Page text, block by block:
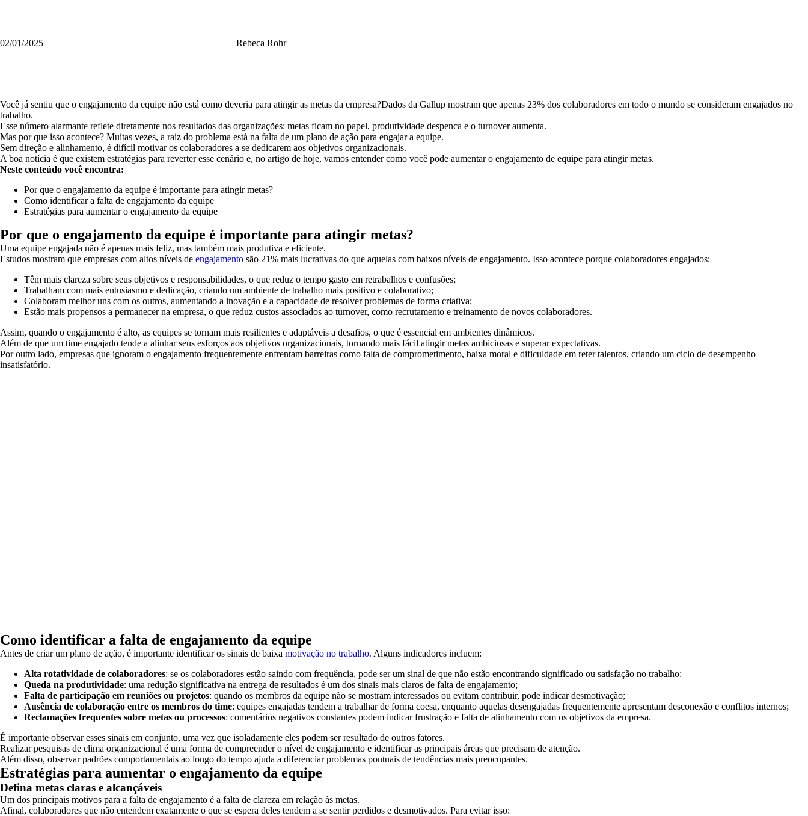
02/01/2025 Rebeca Rohr
Você já sentiu que o engajamento da equipe não está como deveria para atingir as metas da empresa?Dados da Gallup mostram que apenas 23% dos colaboradores em todo o mundo se consideram engajados no
trabalho.
Esse número alarmante reflete diretamente nos resultados das organizações: metas ficam no papel, produtividade despenca e o turnover aumenta.
Mas por que isso acontece? Muitas vezes, a raiz do problema está na falta de um plano de ação para engajar a equipe.
Sem direção e alinhamento, é difícil motivar os colaboradores a se dedicarem aos objetivos organizacionais.
A boa notícia é que existem estratégias para reverter esse cenário e, no artigo de hoje, vamos entender como você pode aumentar o engajamento de equipe para atingir metas.
Neste conteúdo você encontra:
Por que o engajamento da equipe é importante para atingir metas?
Como identificar a falta de engajamento da equipe
Estratégias para aumentar o engajamento da equipe
Por que o engajamento da equipe é importante para atingir metas?
Uma equipe engajada não é apenas mais feliz, mas também mais produtiva e eficiente.
Estudos mostram que empresas com altos níveis de engajamento são 21% mais lucrativas do que aquelas com baixos níveis de engajamento. Isso acontece porque colaboradores engajados:
Têm mais clareza sobre seus objetivos e responsabilidades, o que reduz o tempo gasto em retrabalhos e confusões;
Trabalham com mais entusiasmo e dedicação, criando um ambiente de trabalho mais positivo e colaborativo;
Colaboram melhor uns com os outros, aumentando a inovação e a capacidade de resolver problemas de forma criativa;
Estão mais propensos a permanecer na empresa, o que reduz custos associados ao turnover, como recrutamento e treinamento de novos colaboradores.
Assim, quando o engajamento é alto, as equipes se tornam mais resilientes e adaptáveis a desafios, o que é essencial em ambientes dinâmicos.
Além de que um time engajado tende a alinhar seus esforços aos objetivos organizacionais, tornando mais fácil atingir metas ambiciosas e superar expectativas.
Por outro lado, empresas que ignoram o engajamento frequentemente enfrentam barreiras como falta de comprometimento, baixa moral e dificuldade em reter talentos, criando um ciclo de desempenho
insatisfatório.
Como identificar a falta de engajamento da equipe
Antes de criar um plano de ação, é importante identificar os sinais de baixa motivação no trabalho. Alguns indicadores incluem:
Alta rotatividade de colaboradores: se os colaboradores estão saindo com frequência, pode ser um sinal de que não estão encontrando significado ou satisfação no trabalho;
Queda na produtividade: uma redução significativa na entrega de resultados é um dos sinais mais claros de falta de engajamento;
Falta de participação em reuniões ou projetos: quando os membros da equipe não se mostram interessados ou evitam contribuir, pode indicar desmotivação;
Ausência de colaboração entre os membros do time: equipes engajadas tendem a trabalhar de forma coesa, enquanto aquelas desengajadas frequentemente apresentam desconexão e conflitos internos;
Reclamações frequentes sobre metas ou processos: comentários negativos constantes podem indicar frustração e falta de alinhamento com os objetivos da empresa.
É importante observar esses sinais em conjunto, uma vez que isoladamente eles podem ser resultado de outros fatores.
Realizar pesquisas de clima organizacional é uma forma de compreender o nível de engajamento e identificar as principais áreas que precisam de atenção.
Além disso, observar padrões comportamentais ao longo do tempo ajuda a diferenciar problemas pontuais de tendências mais preocupantes.
Estratégias para aumentar o engajamento da equipe
Defina metas claras e alcançáveis
Um dos principais motivos para a falta de engajamento é a falta de clareza em relação às metas.
Afinal, colaboradores que não entendem exatamente o que se espera deles tendem a se sentir perdidos e desmotivados. Para evitar isso: